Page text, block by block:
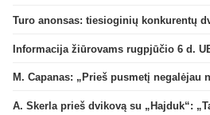
Turo anonsas: tiesioginių konkurentų
Informacija žiūrovams rugpjūčio 6 d.